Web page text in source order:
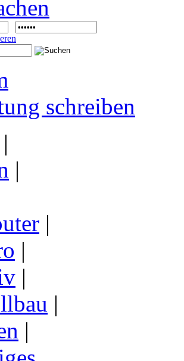
schreiben
|
|
|
|
|
|
|